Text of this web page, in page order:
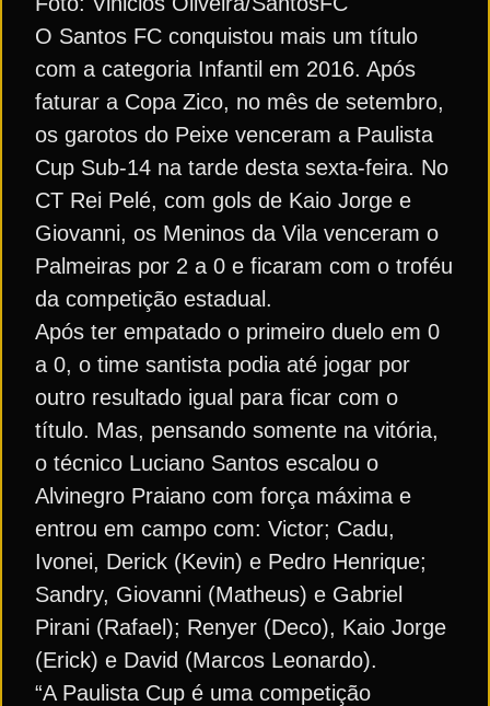
O Santos FC conquistou mais um título
com a categoria Infantil em 2016. Após
faturar a Copa Zico, no mês de setembro,
os garotos do Peixe venceram a Paulista
Cup Sub-14 na tarde desta sexta-feira. No
CT Rei Pelé, com gols de Kaio Jorge e
Giovanni, os Meninos da Vila venceram o
Palmeiras por 2 a 0 e ficaram com o troféu
da competição estadual.
Após ter empatado o primeiro duelo em 0
a 0, o time santista podia até jogar por
outro resultado igual para ficar com o
título. Mas, pensando somente na vitória,
o técnico Luciano Santos escalou o
Alvinegro Praiano com força máxima e
entrou em campo com: Victor; Cadu,
Ivonei, Derick (Kevin) e Pedro Henrique;
Sandry, Giovanni (Matheus) e Gabriel
Pirani (Rafael); Renyer (Deco), Kaio Jorge
(Erick) e David (Marcos Leonardo).
“A Paulista Cup é uma competição